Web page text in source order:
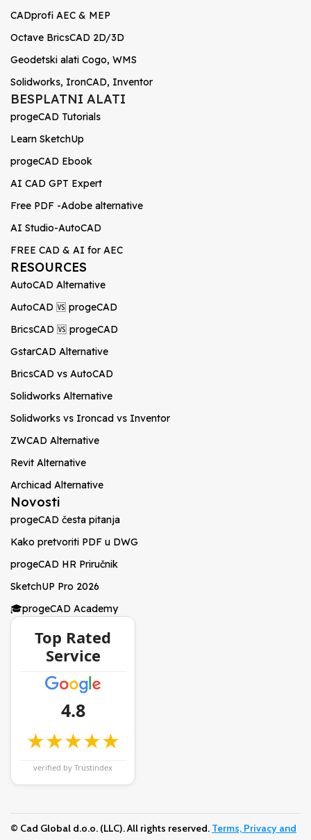
CADprofi AEC & MEP
Octave BricsCAD 2D/3D
Geodetski alati Cogo, WMS
Solidworks, IronCAD, Inventor
BESPLATNI ALATI
progeCAD Tutorials
Learn SketchUp
progeCAD Ebook
AI CAD GPT Expert
Free PDF -Adobe alternative
AI Studio-AutoCAD
FREE CAD & AI for AEC
RESOURCES
AutoCAD Alternative
AutoCAD 🆚 progeCAD
BricsCAD 🆚 progeCAD
GstarCAD Alternative
BricsCAD vs AutoCAD
Solidworks Alternative
Solidworks vs Ironcad vs Inventor
ZWCAD Alternative
Revit Alternative
Archicad Alternative
Novosti
progeCAD česta pitanja
Kako pretvoriti PDF u DWG
progeCAD HR Priručnik
SketchUP Pro 2026
🎓progeCAD Academy
Top Rated
Service
4.8
★★★★★
verified by Trustindex
© Cad Global d.o.o. (LLC). All rights reserved. Terms, Privacy and